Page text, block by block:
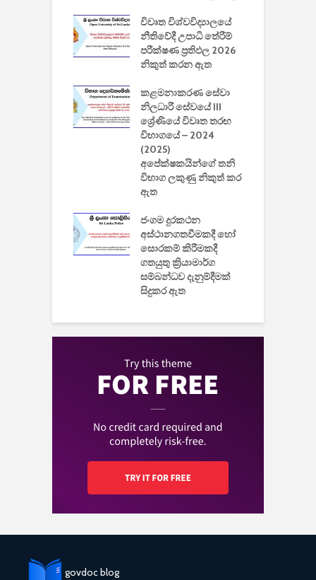
විවෘත විශ්වවිද්‍යාලයේ
නීතිවේදී උපාධි තේරීම්
පරීක්ෂණ ප්‍රතිඵල 2026
නිකුත් කරන ඇත
කළමනාකරණ සේවා
නිලධාරී සේවයේ III
ශ්‍රේණියේ විවෘත තරඟ
විභාගයේ – 2024
(2025)
අපේක්ෂකයින්ගේ තනි
විභාග ලකුණු නිකුත් කර
ඇත
ජංගම දුරකථන
අස්ථානගතවීමකදී හෝ
සොරකම් කිරීමකදී
ගතයුතු ක්‍රියාමාර්ග
සම්බන්ධව දැනුම්දීමක්
සිදුකර ඇත
govdoc blog